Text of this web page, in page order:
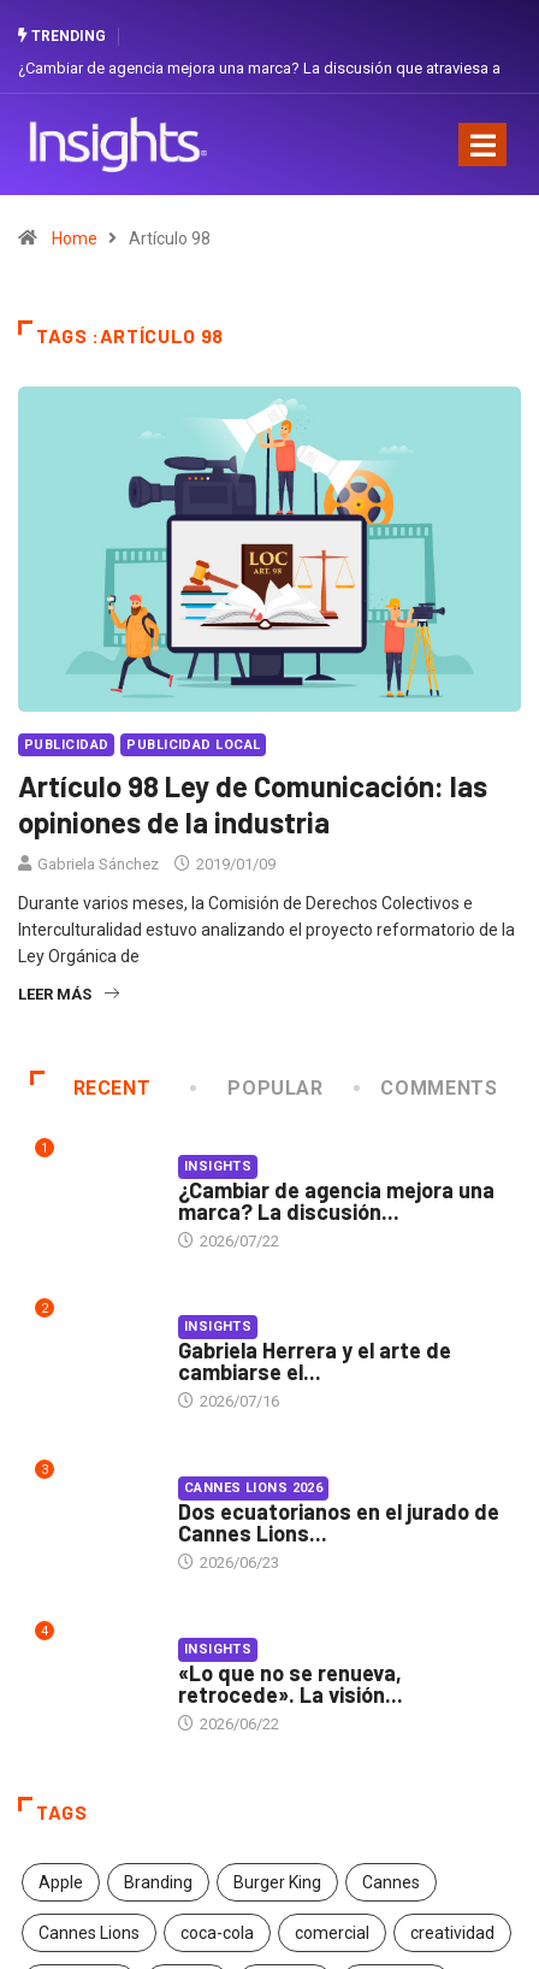
TRENDING
¿Cambiar de agencia mejora una marca? La discusión que atraviesa a
Home Artículo 98
TAGS :ARTÍCULO 98
PUBLICIDAD PUBLICIDAD LOCAL
Artículo 98 Ley de Comunicación: las
opiniones de la industria
Gabriela Sánchez 2019/01/09
Durante varios meses, la Comisión de Derechos Colectivos e
Interculturalidad estuvo analizando el proyecto reformatorio de la
Ley Orgánica de
LEER MÁS
RECENT POPULAR COMMENTS
1
INSIGHTS
¿Cambiar de agencia mejora una
marca? La discusión...
2026/07/22
2
INSIGHTS
Gabriela Herrera y el arte de
cambiarse el...
2026/07/16
3
CANNES LIONS 2026
Dos ecuatorianos en el jurado de
Cannes Lions...
2026/06/23
4
INSIGHTS
«Lo que no se renueva,
retrocede». La visión...
2026/06/22
TAGS
Apple Branding Burger King Cannes
Cannes Lions coca-cola comercial creatividad